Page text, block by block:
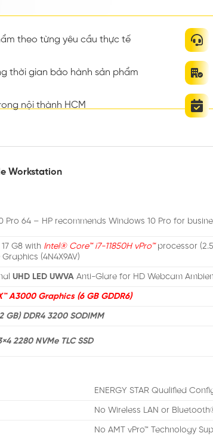
theo từng yêu cầu thực tế
thời gian bảo hành sản phẩm
nội thành HCM
Workstation
Pro 64 – HP recommends Windows 10 Pro for
G8 with Intel® Core™ i7-11850H vPro™processor
(4N4X9AV)
UHD LED UWVA Anti-Glare for HD Webcam
A3000 Graphics (6 GB GDDR6)
GB) DDR4 3200 SODIMM
2280 NVMe TLC SSD
ENERGY STAR Qualified
No Wireless LAN or
No AMT vPro™ Technology